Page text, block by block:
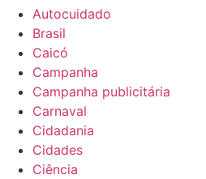
Autocuidado
Brasil
Caicó
Campanha
Campanha publicitária
Carnaval
Cidadania
Cidades
Ciência